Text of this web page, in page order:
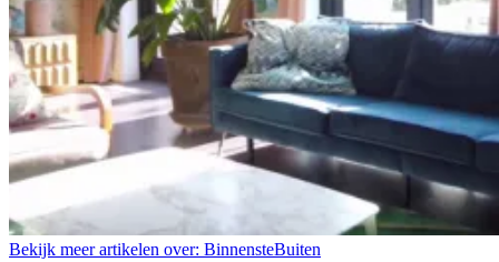
Bekijk meer artikelen over: BinnensteBuiten